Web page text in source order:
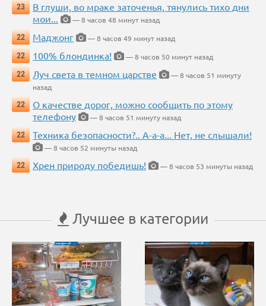
23
В глуши, во мраке заточенья, тянулись тихо дни
мои...
— 8 часов 48 минут назад
22
Маджонг
— 8 часов 49 минут назад
22
100% блондинка!
— 8 часов 50 минут назад
22
Луч света в темном царстве
— 8 часов 51 минуту
назад
22
О качестве дорог, можно сообщить по этому
телефону
— 8 часов 51 минуту назад
22
Техника безопасности?.. А-а-а... Нет, не слышали!
— 8 часов 52 минуты назад
22
Хрен природу победишь! — 8 часов 53 минуты назад
Лучшее в категории